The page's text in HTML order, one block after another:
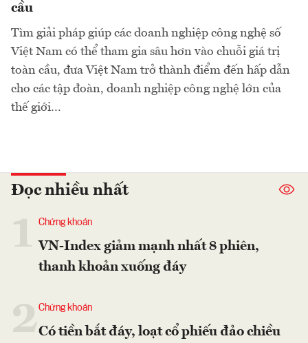
cầu
Tìm giải pháp giúp các doanh nghiệp công nghệ số
Việt Nam có thể tham gia sâu hơn vào chuỗi giá trị
toàn cầu, đưa Việt Nam trở thành điểm đến hấp dẫn
cho các tập đoàn, doanh nghiệp công nghệ lớn của
thế giới…
Đọc nhiều nhất
Chứng khoán
VN-Index giảm mạnh nhất 8 phiên,
thanh khoản xuống đáy
2Chứng khoán
Có tiền bắt đáy, loạt cổ phiếu đảo chiều